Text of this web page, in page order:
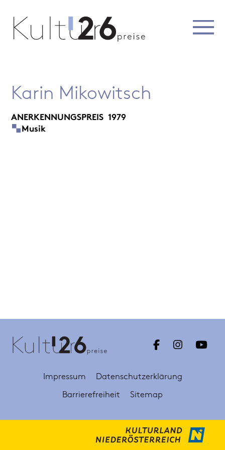
Karin Mikowitsch
ANERKENNUNGSPREIS 1979
Musik
Impressum
Datenschutzerklärung
Barrierefreiheit
Sitemap